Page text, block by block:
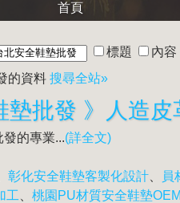
首頁
標題
內容
的資料 搜尋全站»
的專業...(詳全文)
彰化安全鞋墊客製化設計
員
工
桃園PU材質安全鞋墊